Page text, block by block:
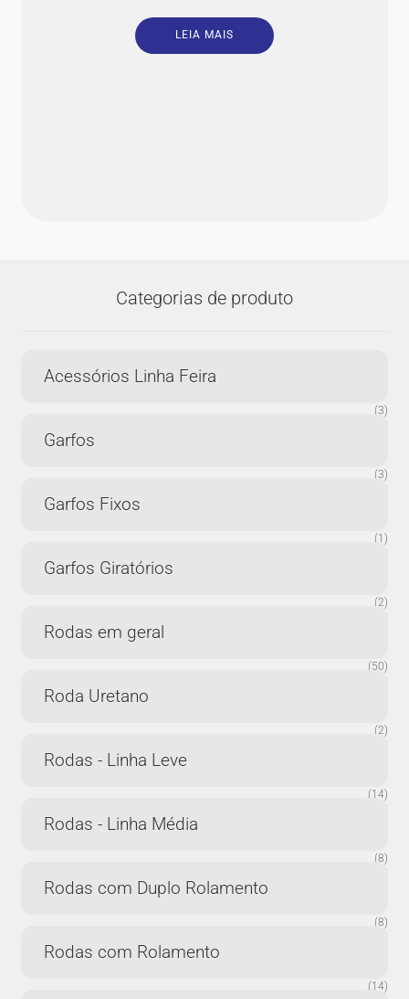
LEIA MAIS
Categorias de produto
Acessórios Linha Feira
(3)
Garfos
(3)
Garfos Fixos
(1)
Garfos Giratórios
(2)
Rodas em geral
(50)
Roda Uretano
(2)
Rodas - Linha Leve
(14)
Rodas - Linha Média
(8)
Rodas com Duplo Rolamento
(8)
Rodas com Rolamento
(14)